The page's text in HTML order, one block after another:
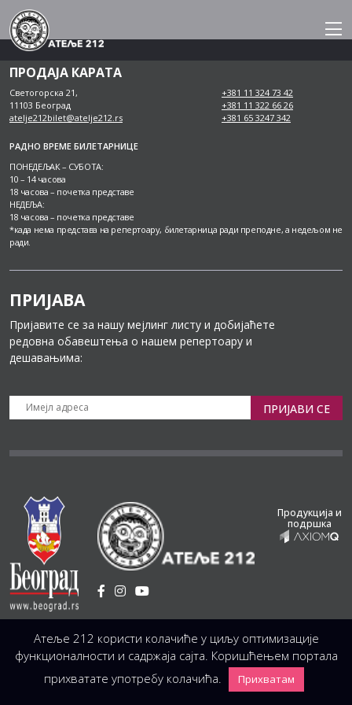
Skip
to
content
ПРОДАЈА КАРАТА
Светогорска 21,
11103 Београд
atelje212bilet@atelje212.rs
+381 11 324 73 42
+381 11 322 66 26
+381 65 3247 342
РАДНО ВРЕМЕ БИЛЕТАРНИЦЕ
ПОНЕДЕЉАК – СУБОТА:
10 – 14 часова
18 часова – почетка представе
НЕДЕЉА:
18 часова – почетка представе
*када нема представа на репертоару, билетарница ради преподне, а недељом не
ради.
ПРИЈАВА
Пријавите се за нашу мејлинг листу и добијаћете
редовна обавештења о нашем репертоару и
дешавањима:
ПРИЈАВИ СЕ
Установа Културе / Светогорска 21, 11103 Београд, Србија
Централа (управа, организација, администрација, рачуноводство, техника)
+381 11 3246 146;
+381 11 3246 147 |office@atelje212.rs
Продукција и
подршка
Сва Права Задржана © 2026 Позориште Атеља 212
Атеље 212 користи колачиће у циљу оптимизације
функционалности и садржаја сајта. Коришћењем портала
прихватате употребу колачића.
Прихватам